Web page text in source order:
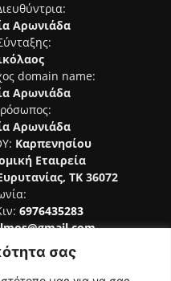
σας
Αρωνιάδα
domain name:
Αρωνιάδα
Αρωνιάδα
Καρπενησίου
Εταιρεία
ΤΚ 36072
6976435283
Μ.Η.Τ. 242044